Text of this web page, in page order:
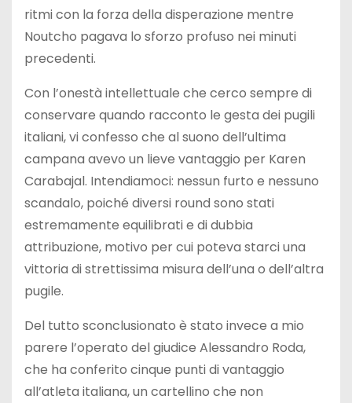
ritmi con la forza della disperazione mentre
Noutcho pagava lo sforzo profuso nei minuti
precedenti.
Con l’onestà intellettuale che cerco sempre di
conservare quando racconto le gesta dei pugili
italiani, vi confesso che al suono dell’ultima
campana avevo un lieve vantaggio per Karen
Carabajal. Intendiamoci: nessun furto e nessuno
scandalo, poiché diversi round sono stati
estremamente equilibrati e di dubbia
attribuzione, motivo per cui poteva starci una
vittoria di strettissima misura dell’una o dell’altra
pugile.
Del tutto sconclusionato è stato invece a mio
parere l’operato del giudice Alessandro Roda,
che ha conferito cinque punti di vantaggio
all’atleta italiana, un cartellino che non